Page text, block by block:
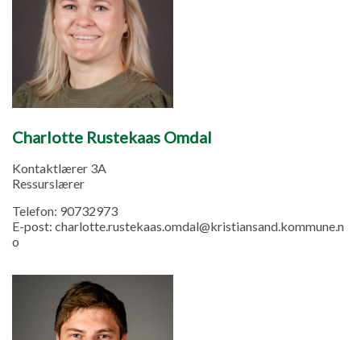
Charlotte Rustekaas Omdal
Kontaktlærer 3A
Ressurslærer
Telefon: 90732973
E-post: charlotte.rustekaas.omdal@kristiansand.kommune.n
o